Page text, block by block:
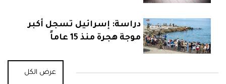
دراسة: إسرائيل تسجل أكبر
موجة هجرة منذ 15 عاماً
عرض الكل